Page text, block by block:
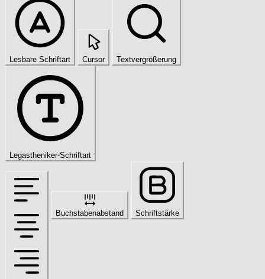
Lesbare Schriftart Cursor Textvergrößerung
Legastheniker-Schriftart
Buchstabenabstand Schriftstärke